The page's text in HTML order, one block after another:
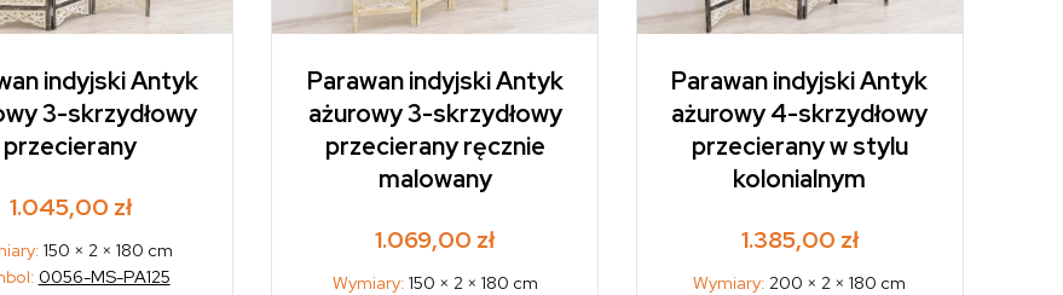
indyjski Antyk
3-skrzydłowy
przecierany
1.045,00 zł
150 × 2 × 180 cm
0056-MS-PA125
Parawan indyjski Antyk
ażurowy 3-skrzydłowy
przecierany ręcznie
malowany
1.069,00 zł
Wymiary: 150 × 2 × 180 cm
Parawan indyjski Antyk
ażurowy 4-skrzydłowy
przecierany w stylu
kolonialnym
1.385,00 zł
Wymiary: 200 × 2 × 180 cm